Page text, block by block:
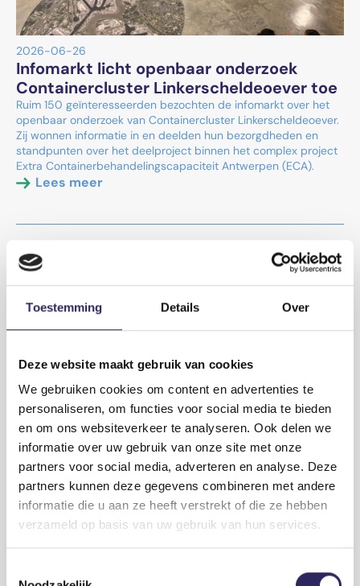
Toestemming Details Over
Deze website maakt gebruik van cookies
We gebruiken cookies om content en advertenties te
personaliseren, om functies voor social media te bieden
en om ons websiteverkeer te analyseren. Ook delen we
informatie over uw gebruik van onze site met onze
partners voor social media, adverteren en analyse. Deze
partners kunnen deze gegevens combineren met andere
informatie die u aan ze heeft verstrekt of die ze hebben
verzameld op basis van uw gebruik van hun services.
2026-06-26
Infomarkt licht openbaar onderzoek
Containercluster Linkerscheldeoever toe
Ruim 150 geïnteresseerden bezochten de infomarkt over het
openbaar onderzoek van Containercluster Linkerscheldeoever.
Zij wonnen informatie in en deelden hun bezorgdheden en
standpunten over het deelproject binnen het complex project
Extra Containerbehandelingscapaciteit Antwerpen (ECA).
Lees meer
2026-05-29
Vlaamse Regering stelt ontwerp van
projectbesluit CCL vast
De Vlaamse Regering heeft op vrijdag 29 mei het ontwerp van
projectbesluit voor de Containercluster Linkerscheldeoever
(CCL) goedgekeurd.